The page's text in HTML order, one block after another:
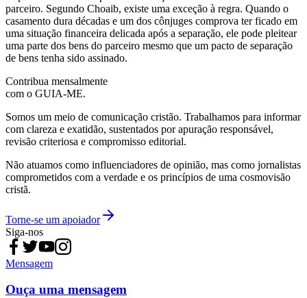
parceiro. Segundo Choaib, existe uma exceção à regra. Quando o
casamento dura décadas e um dos cônjuges comprova ter ficado em
uma situação financeira delicada após a separação, ele pode pleitear
uma parte dos bens do parceiro mesmo que um pacto de separação
de bens tenha sido assinado.
Contribua mensalmente
com o GUIA-ME.
Somos um meio de comunicação cristão. Trabalhamos para informar
com clareza e exatidão, sustentados por apuração responsável,
revisão criteriosa e compromisso editorial.
Não atuamos como influenciadores de opinião, mas como jornalistas
comprometidos com a verdade e os princípios de uma cosmovisão
cristã.
Torne-se um apoiador
Siga-nos
Mensagem
Ouça uma mensagem